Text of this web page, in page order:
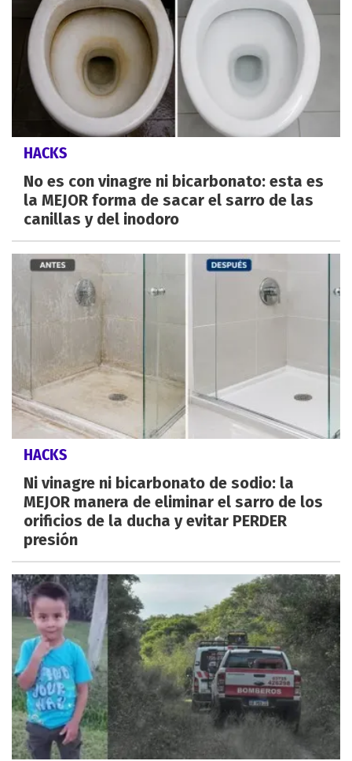
HACKS
No es con vinagre ni bicarbonato: esta es
la MEJOR forma de sacar el sarro de las
canillas y del inodoro
HACKS
Ni vinagre ni bicarbonato de sodio: la
MEJOR manera de eliminar el sarro de los
orificios de la ducha y evitar PERDER
presión